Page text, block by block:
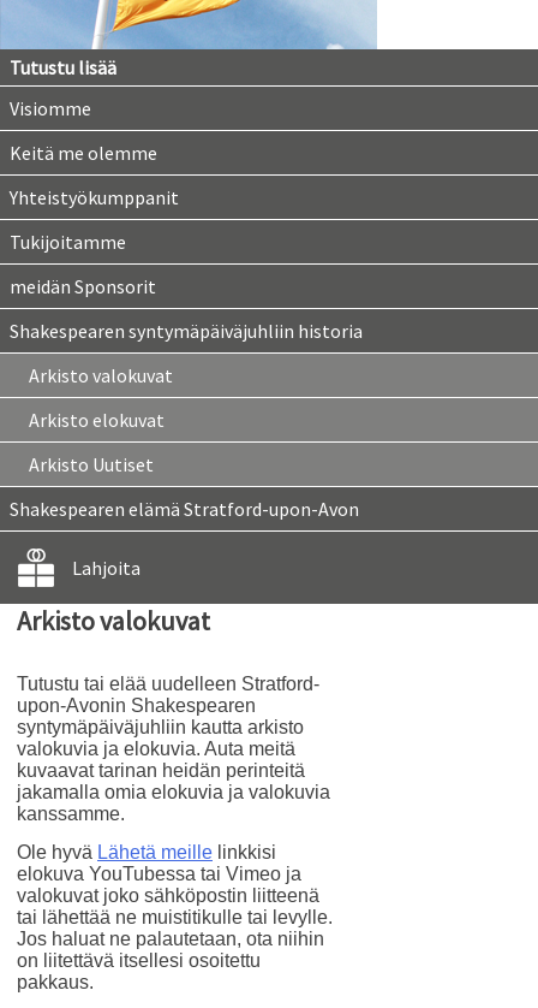
Tutustu lisää
Visiomme
Keitä me olemme
Yhteistyökumppanit
Tukijoitamme
meidän Sponsorit
Shakespearen syntymäpäiväjuhliin historia
Arkisto valokuvat
Arkisto elokuvat
Arkisto Uutiset
Shakespearen elämä Stratford-upon-Avon
Lahjoita
Arkisto valokuvat
Tutustu tai elää uudelleen Stratford-
upon-Avonin Shakespearen
syntymäpäiväjuhliin kautta arkisto
valokuvia ja elokuvia. Auta meitä
kuvaavat tarinan heidän perinteitä
jakamalla omia elokuvia ja valokuvia
kanssamme.
Ole hyvä Lähetä meille linkkisi
elokuva YouTubessa tai Vimeo ja
valokuvat joko sähköpostin liitteenä
tai lähettää ne muistitikulle tai levylle.
Jos haluat ne palautetaan, ota niihin
on liitettävä itsellesi osoitettu
pakkaus.